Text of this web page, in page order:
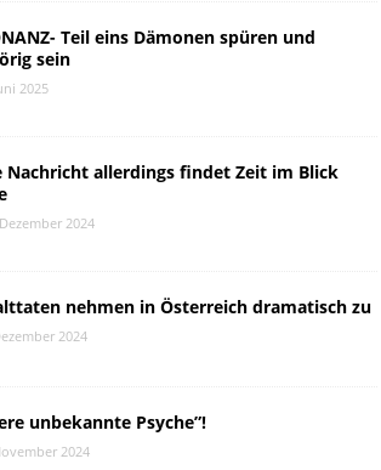
Teil eins Dämonen spüren und
sein
2025
Nachricht allerdings findet Zeit im Blick
2024
nehmen in Österreich dramatisch zu
2024
unbekannte Psyche”!
2024